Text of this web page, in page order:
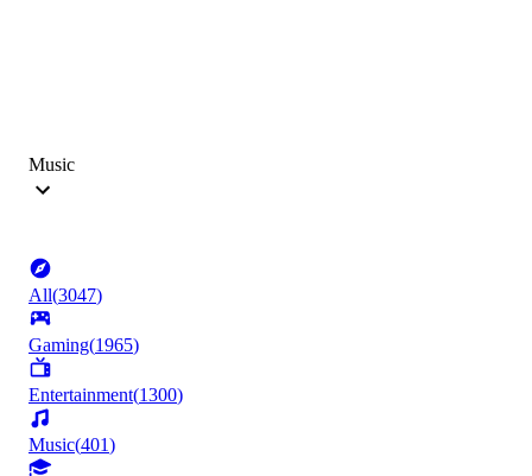
Music
All(3047)
Gaming(1965)
Entertainment(1300)
Music(401)